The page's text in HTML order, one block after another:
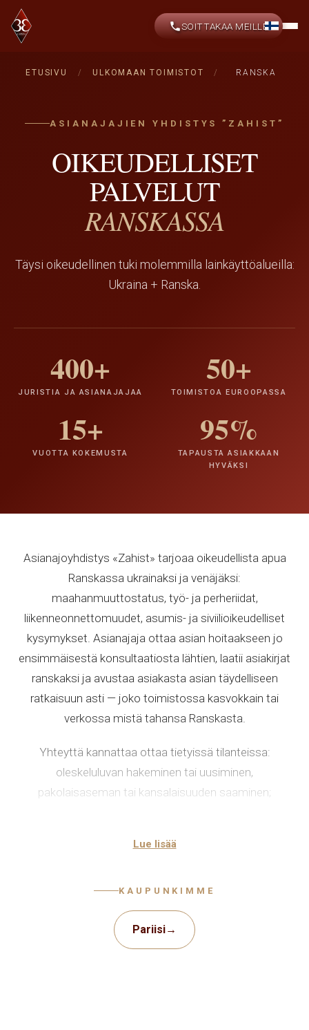
SOITTAKAA MEILLE
ETUSIVU / ULKOMAAN TOIMISTOT / RANSKA
ASIANAJAJIEN YHDISTYS ”ZAHIST”
OIKEUDELLISET
PALVELUT
RANSKASSA
Täysi oikeudellinen tuki molemmilla lainkäyttöalueilla:
Ukraina + Ranska.
400+
JURISTIA JA ASIANAJAJAA
50+
TOIMISTOA EUROOPASSA
15+
VUOTTA KOKEMUSTA
95%
TAPAUSTA ASIAKKAAN
HYVÄKSI
Asianajoyhdistys «Zahist» tarjoaa oikeudellista apua
Ranskassa ukrainaksi ja venäjäksi:
maahanmuuttostatus, työ- ja perheriidat,
liikenneonnettomuudet, asumis- ja siviilioikeudelliset
kysymykset. Asianajaja ottaa asian hoitaakseen jo
ensimmäisestä konsultaatiosta lähtien, laatii asiakirjat
ranskaksi ja avustaa asiakasta asian täydelliseen
ratkaisuun asti — joko toimistossa kasvokkain tai
verkossa mistä tahansa Ranskasta.
Yhteyttä kannattaa ottaa tietyissä tilanteissa:
oleskeluluvan hakeminen tai uusiminen,
pakolaisaseman tai kansalaisuuden saaminen;
kunnallisten palvelujen kanssa; avioero, elatusapu,
liikenneonnettomuudet, sakot ja hallinnollisten
päätösten riitauttaminen. Jokainen tapaus käsitellään
erikseen — asianajaja arvioi asiakkaan asiakirjat ja
ehdottaa konkreettisen toimintasuunnitelman jo
Lue lisää
KAUPUNKIMME
Pariisi→